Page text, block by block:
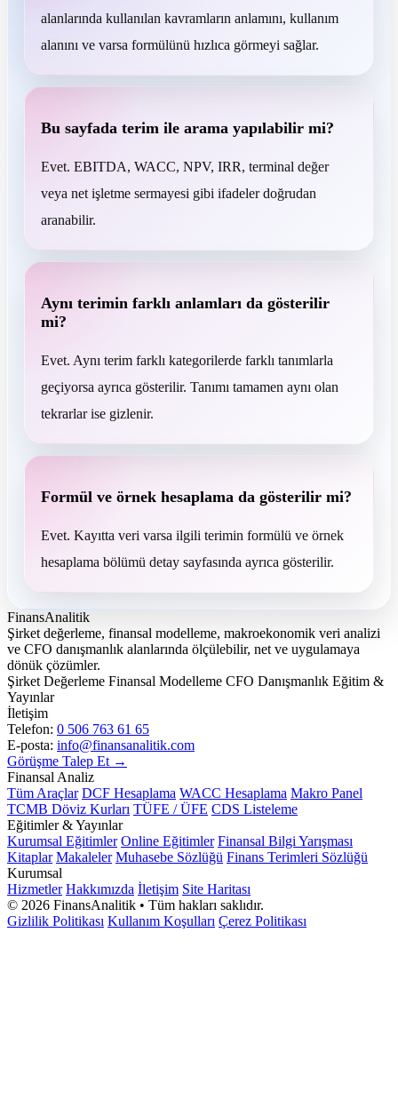
alanlarında kullanılan kavramların anlamını, kullanım
alanını ve varsa formülünü hızlıca görmeyi sağlar.
Bu sayfada terim ile arama yapılabilir mi?
Evet. EBITDA, WACC, NPV, IRR, terminal değer
veya net işletme sermayesi gibi ifadeler doğrudan
aranabilir.
Aynı terimin farklı anlamları da gösterilir
mi?
Evet. Aynı terim farklı kategorilerde farklı tanımlarla
geçiyorsa ayrıca gösterilir. Tanımı tamamen aynı olan
tekrarlar ise gizlenir.
Formül ve örnek hesaplama da gösterilir mi?
Evet. Kayıtta veri varsa ilgili terimin formülü ve örnek
hesaplama bölümü detay sayfasında ayrıca gösterilir.
FinansAnalitik
Şirket değerleme, finansal modelleme, makroekonomik veri analizi
ve CFO danışmanlık alanlarında ölçülebilir, net ve uygulamaya
dönük çözümler.
Şirket Değerleme Finansal Modelleme CFO Danışmanlık Eğitim &
Yayınlar
İletişim
Telefon: 0 506 763 61 65
E-posta: info@finansanalitik.com
Görüşme Talep Et →
Finansal Analiz
Tüm Araçlar DCF Hesaplama WACC Hesaplama Makro Panel
TCMB Döviz Kurları TÜFE / ÜFE CDS Listeleme
Eğitimler & Yayınlar
Kurumsal Eğitimler Online Eğitimler Finansal Bilgi Yarışması
Kitaplar Makaleler Muhasebe Sözlüğü Finans Terimleri Sözlüğü
Kurumsal
Hizmetler Hakkımızda İletişim Site Haritası
© 2026 FinansAnalitik • Tüm hakları saklıdır.
Gizlilik Politikası Kullanım Koşulları Çerez Politikası